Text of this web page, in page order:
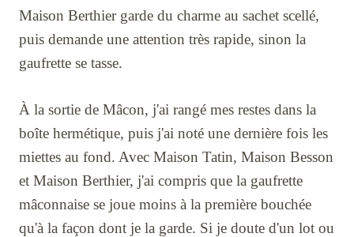
Maison Berthier garde du charme au sachet scellé,
puis demande une attention très rapide, sinon la
gaufrette se tasse.
À la sortie de Mâcon, j'ai rangé mes restes dans la
boîte hermétique, puis j'ai noté une dernière fois les
miettes au fond. Avec Maison Tatin, Maison Besson
et Maison Berthier, j'ai compris que la gaufrette
mâconnaise se joue moins à la première bouchée
qu'à la façon dont je la garde. Si je doute d'un lot ou